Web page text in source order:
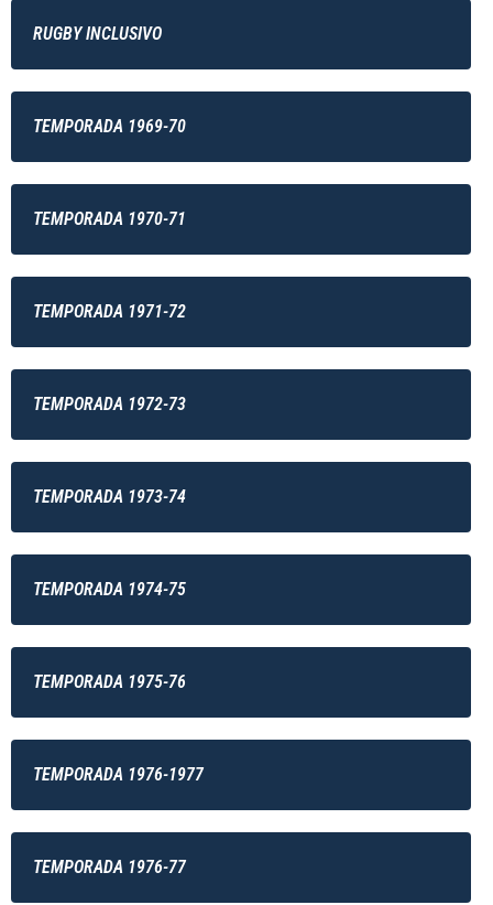
RUGBY INCLUSIVO
TEMPORADA 1969-70
TEMPORADA 1970-71
TEMPORADA 1971-72
TEMPORADA 1972-73
TEMPORADA 1973-74
TEMPORADA 1974-75
TEMPORADA 1975-76
TEMPORADA 1976-1977
TEMPORADA 1976-77